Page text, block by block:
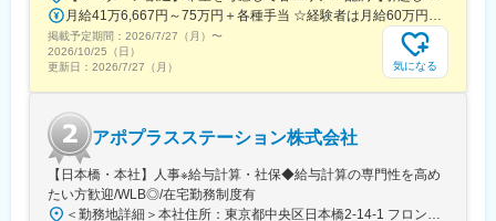
■MRとは主に医師や薬剤師等へ、担当製品の情報提供を行いま
す。担当施設の患者様に応じた情報提供や、担当製品の処方後の
情報収集を行います。
変更の範囲：会社の定める業務
掲載予定期間： 2026/7/27（月） 〜
2026/10/25（日）
更新日： 2026/7/27（月） 気になる
アポプラスステーション株式会社
【日本橋・本社】人事※給与計算・社保◆給与計算の専門性を高め
たい方歓迎/WLB◎/在宅勤務制度有